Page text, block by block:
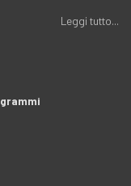
Leggi tutto...